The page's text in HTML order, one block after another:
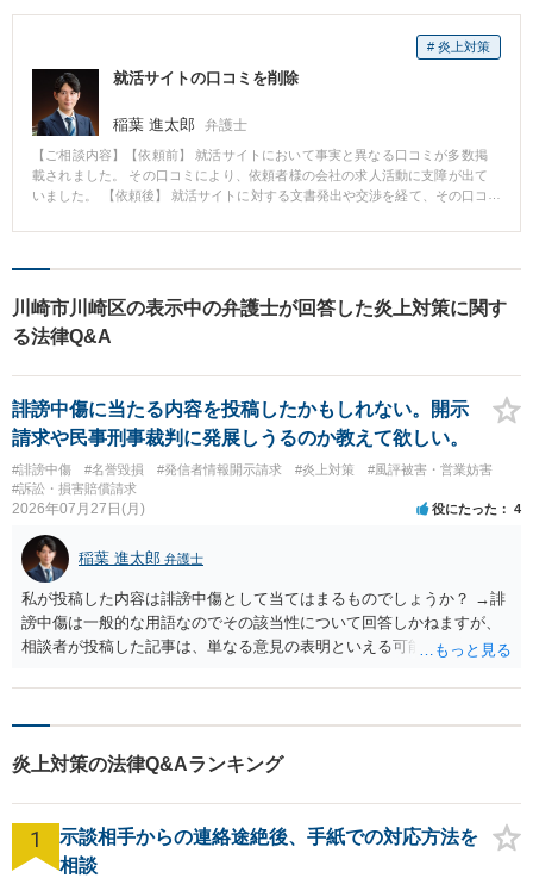
# 炎上対策
就活サイトの口コミを削除
稲葉 進太郎 弁護士
【ご相談内容】【依頼前】 就活サイトにおいて事実と異なる口コミが多数掲
載されました。 その口コミにより、依頼者様の会社の求人活動に支障が出て
いました。 【依頼後】 就活サイトに対する文書発出や交渉を経て、その口コ
川崎市川崎区の表示中の弁護士が回答した炎上対策に関す
る法律Q&A
誹謗中傷に当たる内容を投稿したかもしれない。開示
請求や民事刑事裁判に発展しうるのか教えて欲しい。
#誹謗中傷 #名誉毀損 #発信者情報開示請求 #炎上対策
#風評被害・営業妨害
#訴訟・損害賠償請求
2026年07月27日(月) 役にたった 4
稲葉 進太郎 弁護士
私が投稿した内容は誹謗中傷として当てはまるものでしょうか？ →誹
謗中傷は一般的な用語なのでその該当性について回答しかねますが、
相談者が投稿した記事は、単なる意見の表明といえる可能性が高く、
て、開示請求が認められたり、民事裁判や刑事裁判に発展しうるもの
に思われます。
炎上対策の法律Q&Aランキング
1
示談相手からの連絡途絶後、手紙での対応方法を
相談